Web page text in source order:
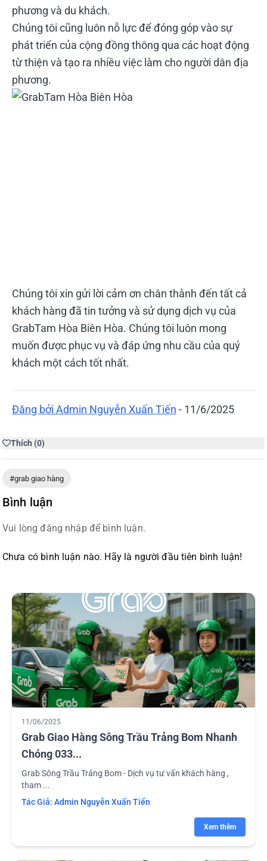
phương và du khách.
Chúng tôi cũng luôn nỗ lực để đóng góp vào sự
phát triển của cộng đồng thông qua các hoạt động
từ thiện và tạo ra nhiều việc làm cho người dân địa
phương.
Chúng tôi xin gửi lời cảm ơn chân thành đến tất cả
khách hàng đã tin tưởng và sử dụng dịch vụ của
GrabTam Hòa Biên Hòa. Chúng tôi luôn mong
muốn được phục vụ và đáp ứng nhu cầu của quý
khách một cách tốt nhất.
Đăng bởi Admin Nguyễn Xuấn Tiến - 11/6/2025
Thích (0)
#grab giao hàng
Bình luận
Vui lòng đăng nhập để bình luận.
Chưa có bình luận nào. Hãy là người đầu tiên bình luận!
11/06/2025
Grab Giao Hàng Sông Trầu Trảng Bom Nhanh
Chóng 033...
Grab Sông Trầu Trảng Bom - Dịch vụ tư vấn khách hàng ,
tham ...
Tác Giả: Admin Nguyễn Xuấn Tiến
Xem thêm